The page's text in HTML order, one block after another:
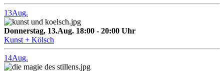
13Aug.
Donnerstag, 13.Aug. 18:00 - 20:00 Uhr
Kunst + Kölsch
14Aug.